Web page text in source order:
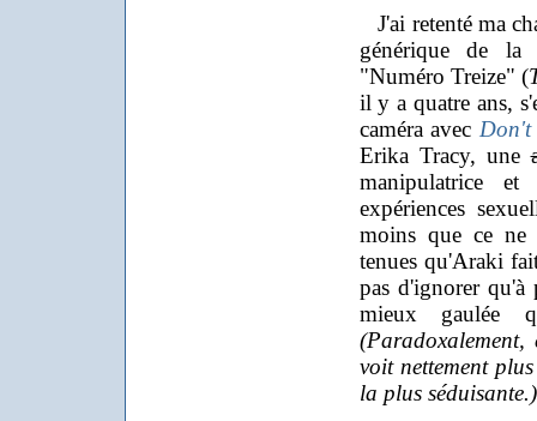
J'ai retenté ma
générique de la
"Numéro Treize" (
il y a quatre ans,
caméra avec
Erika Tracy, une
manipulatrice
expériences
moins que ce ne
tenues qu'Araki
pas d'ignorer qu'à
mieux gaulée
voit nettement
la plus séduisante.)